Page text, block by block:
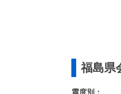
福島県
震度別：